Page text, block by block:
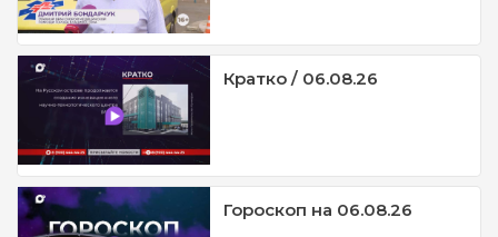
Кратко / 06.08.26
Гороскоп на 06.08.26